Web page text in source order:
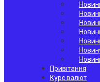
Привітання
Курс валют